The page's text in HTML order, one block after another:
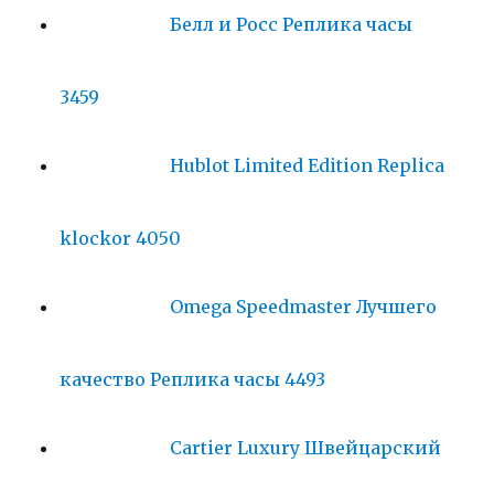
Белл и Росс Реплика часы
3459
Hublot Limited Edition Replica
klockor 4050
Omega Speedmaster Лучшего
качество Реплика часы 4493
Cartier Luxury Швейцарский